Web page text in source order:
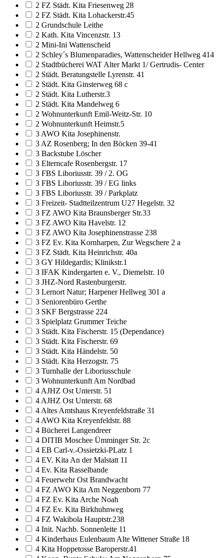
2 FZ Städt. Kita Friesenweg 28
2 FZ Städt. Kita Lohackerstr.45
2 Grundschule Leithe
2 Kath. Kita Vincenzstr. 13
2 Mini-Ini Wattenscheid
2 Schley´s Blumenparadies, Wattenscheider Hellweg 414
2 Stadtbücherei WAT Alter Markt 1/ Gertrudis- Center
2 Städt. Beratungstelle Lyrenstr. 41
2 Städt. Kita Ginsterweg 68 c
2 Städt. Kita Lutherstr.3
2 Städt. Kita Mandelweg 6
2 Wohnunterkunft Emil-Weitz-Str. 10
2 Wohnunterkunft Heimstr.5
3 AWO Kita Josephinenstr.
3 AZ Rosenberg; In den Böcken 39-41
3 Backstube Löscher
3 Elterncafe Rosenbergstr. 17
3 FBS Liboriusstr. 39 / 2. OG
3 FBS Liboriusstr. 39 / EG links
3 FBS Liboriusstr. 39 / Parkplatz
3 Freizeit- Stadtteilzentrum U27 Hegelstr. 32
3 FZ AWO Kita Braunsberger Str.33
3 FZ AWO Kita Havelstr. 12
3 FZ AWO Kita Josephinenstrasse 238
3 FZ Ev. Kita Kornharpen, Zur Wegschere 2 a
3 FZ Städt. Kita Heinrichstr. 40a
3 GY Hildegardis; Klinikstr.1
3 IFAK Kindergarten e. V., Diemelstr. 10
3 JHZ-Nord Rastenburgerstr.
3 Lernort Natur; Harpener Hellweg 301 a
3 Seniorenbüro Gerthe
3 SKF Bergstrasse 224
3 Spielplatz Grummer Teiche
3 Städt. Kita Fischerstr. 15 (Dependance)
3 Städt. Kita Fischerstr. 69
3 Städt. Kita Händelstr. 50
3 Städt. Kita Herzogstr. 75
3 Turnhalle der Liboriusschule
3 Wohnunterkunft Am Nordbad
4 AJHZ Ost Unterstr. 51
4 AJHZ Ost Unterstr. 68
4 Altes Amtshaus Kreyenfeldstraße 31
4 AWO Kita Kreyenfeldstr. 88
4 Bücherei Langendreer
4 DITIB Moschee Ümminger Str. 2c
4 EB Carl-v.-Ossietzki-PLatz 1
4 EV. Kita An der Malstatt 11
4 Ev. Kita Rasselbande
4 Feuerwehr Ost Brandwacht
4 FZ AWO Kita Am Neggenborn 77
4 FZ Ev. Kita Arche Noah
4 FZ Ev. Kita Birkhuhnweg
4 FZ Wakibola Hauptstr.238
4 Init. Nachb. Sonnenleite 11
4 Kinderhaus Eulenbaum Alte Wittener Straße 18
4 Kita Hoppetosse Baroperstr.41